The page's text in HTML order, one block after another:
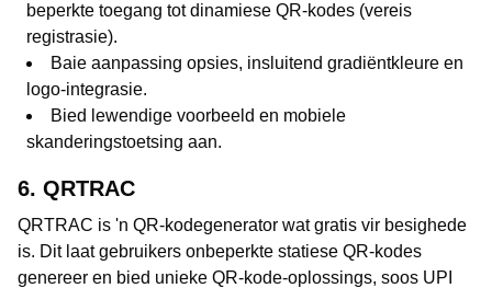
beperkte toegang tot dinamiese QR-kodes (vereis
registrasie).
Baie aanpassing opsies, insluitend gradiëntkleure en
logo-integrasie.
Bied lewendige voorbeeld en mobiele
skanderingstoetsing aan.
6. QRTRAC
QRTRAC is 'n QR-kodegenerator wat gratis vir besighede
is. Dit laat gebruikers onbeperkte statiese QR-kodes
genereer en bied unieke QR-kode-oplossings, soos UPI